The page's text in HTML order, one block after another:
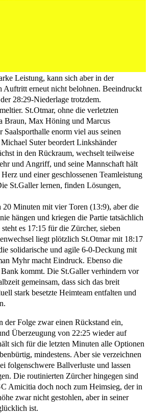
Leistung, kann sich aber in der
Auftritt erneut nicht belohnen. Beeindruckt
28:29-Niederlage trotzdem.
St.Otmar, ohne die verletzten
Braun, Max Höning und Marcus
Saalsporthalle enorm viel aus seinen
Suter beordert Linkshänder
in den Rückraum, wechselt teilweise
und Angriff, und seine Mannschaft hält
und einer geschlossenen Teamleistung
St.Galler lernen, finden Lösungen,
Minuten mit vier Toren (13:9), aber die
hängen und kriegen die Partie tatsächlich
es 17:15 für die Zürcher, sieben
liegt plötzlich St.Otmar mit 18:17
solidarische und agile 6-0-Deckung mit
Myhr macht Eindruck. Ebenso die
kommt. Die St.Galler verhindern vor
gemeinsam, dass sich das breit
stark besetzte Heimteam entfalten und
der Folge zwar einen Rückstand ein,
Überzeugung von 22:25 wieder auf
sich für die letzten Minuten alle Optionen
mindestens. Aber sie verzeichnen
folgenschwere Ballverluste und lassen
Die routinierten Zürcher hingegen sind
Amicitia doch noch zum Heimsieg, der in
zwar nicht gestohlen, aber in seiner
ist.